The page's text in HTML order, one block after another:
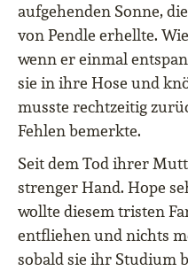
aufgehenden Sonne,
von Pendle erhellte.
wenn er einmal
sie in ihre Hose und
musste rechtzeitig
Fehlen bemerkte.
Seit dem Tod ihrer
strenger Hand. Hope
wollte diesem tristen
entfliehen und nichts
sobald sie ihr Studium